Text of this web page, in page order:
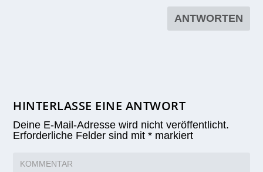
ANTWORTEN
HINTERLASSE EINE ANTWORT
Deine E-Mail-Adresse wird nicht veröffentlicht.
Erforderliche Felder sind mit* markiert